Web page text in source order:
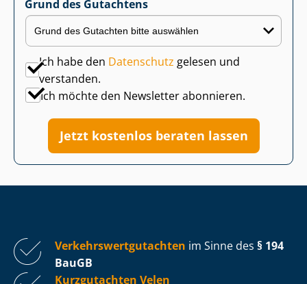
Grund des Gutachtens
Ich habe den Datenschutz gelesen und
verstanden.
Ich möchte den Newsletter abonnieren.
Jetzt kostenlos beraten lassen
Ver­kehrs­wert­gut­ach­ten im Sinne des § 194
BauGB
Kurzgutachten Velen